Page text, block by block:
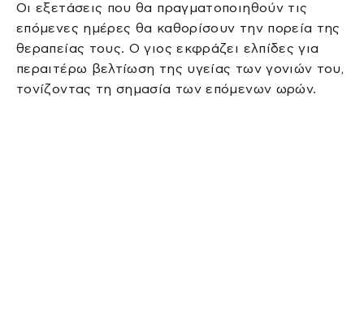
Οι εξετάσεις που θα πραγματοποιηθούν τις
επόμενες ημέρες θα καθορίσουν την πορεία της
θεραπείας τους. Ο γιος εκφράζει ελπίδες για
περαιτέρω βελτίωση της υγείας των γονιών του,
τονίζοντας τη σημασία των επόμενων ωρών.